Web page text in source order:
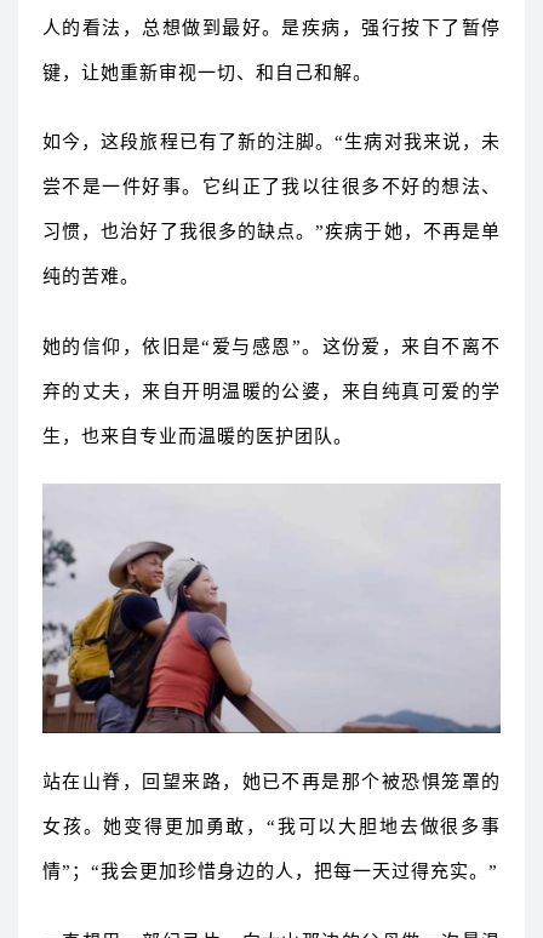
人的看法，总想做到最好。是疾病，强行按下了暂停
键，让她重新审视一切、和自己和解。
如今，这段旅程已有了新的注脚。“生病对我来说，未
尝不是一件好事。它纠正了我以往很多不好的想法、
习惯，也治好了我很多的缺点。”疾病于她，不再是单
纯的苦难。
她的信仰，依旧是“爱与感恩”。这份爱，来自不离不
弃的丈夫，来自开明温暖的公婆，来自纯真可爱的学
生，也来自专业而温暖的医护团队。
站在山脊，回望来路，她已不再是那个被恐惧笼罩的
女孩。她变得更加勇敢，“我可以大胆地去做很多事
情”；“我会更加珍惜身边的人，把每一天过得充实。”